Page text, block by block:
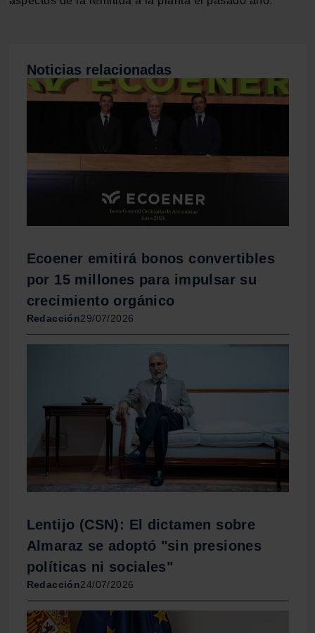
de cookies.
sociales y analizar el tráfico. Además, compartimos
información sobre el uso que haga del sitio web con
nuestros partners de redes sociales, publicidad y análisis
web, quienes pueden combinarla con otra información
que les haya proporcionado o que hayan recopilado a
Noticias relacionadas
Ecoener emitirá bonos convertibles
por 15 millones para impulsar su
crecimiento orgánico
Redacción29/07/2026
Lentijo (CSN): El dictamen sobre
Almaraz se adoptó "sin presiones
políticas ni sociales"
Redacción24/07/2026